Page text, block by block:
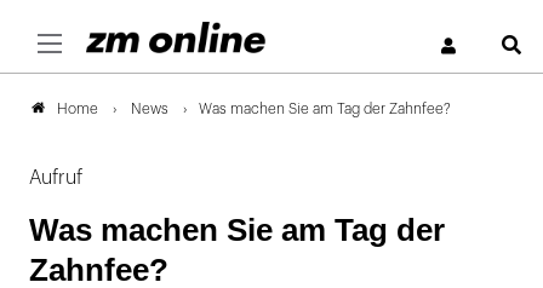
Home News Was machen Sie am Tag der Zahnfee?
Aufruf
Was machen Sie am Tag der
Zahnfee?